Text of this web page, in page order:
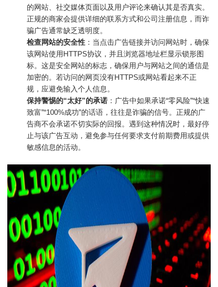
的网站、社交媒体页面以及用户评论来确认其是否真实。
正规的商家会提供详细的联系方式和公司注册信息，而诈
骗广告通常缺乏透明度。
检查网站的安全性 ：当点击广告链接并访问网站时，确保
该网站使用HTTPS协议，并且浏览器地址栏显示锁形图
标。这是安全网站的标志，确保用户与网站之间的通信是
加密的。若访问的网页没有HTTPS或网站看起来不正
规，应避免输入个人信息。
保持警惕的“太好”的承诺 ：广告中如果承诺“零风险”“快速
致富”“100%成功”的话语，往往是诈骗的信号。正规的广
告商不会承诺不切实际的回报。遇到这种情况时，最好停
止与该广告互动，避免参与任何要求支付前期费用或提供
敏感信息的活动。